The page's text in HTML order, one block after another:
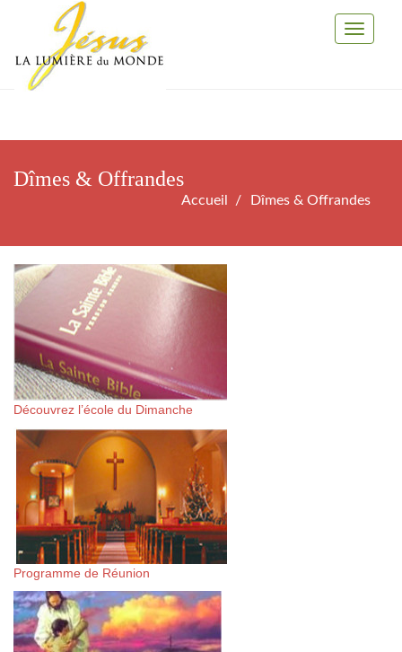
Toggle
Dîmes & Offrandes
Accueil Dîmes & Offrandes
Découvrez l’école du Dimanche
Programme de Réunion